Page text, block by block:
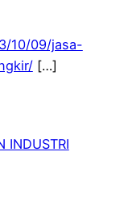
10/09/jasa-
[…]
INDUSTRI